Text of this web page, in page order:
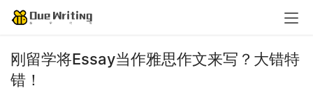
刚留学将Essay当作雅思作文来写？大错特
错！